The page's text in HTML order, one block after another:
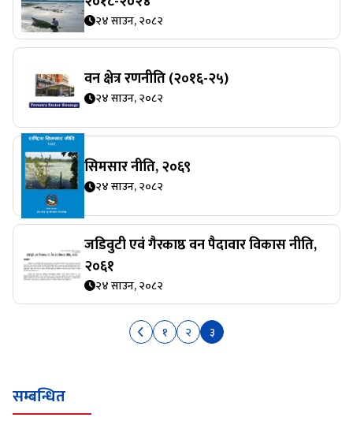
२४ साउन, २०८२
वन क्षेत्र रणनीति (२०१६-२५)
२४ साउन, २०८२
सिमसार नीति, २०६९
२४ साउन, २०८२
जडिवुटी एवं गैरकाष्ठ वन पैदावार विकास नीति,
२०६१
२४ साउन, २०८२
१ २ ३
सम्बन्धित